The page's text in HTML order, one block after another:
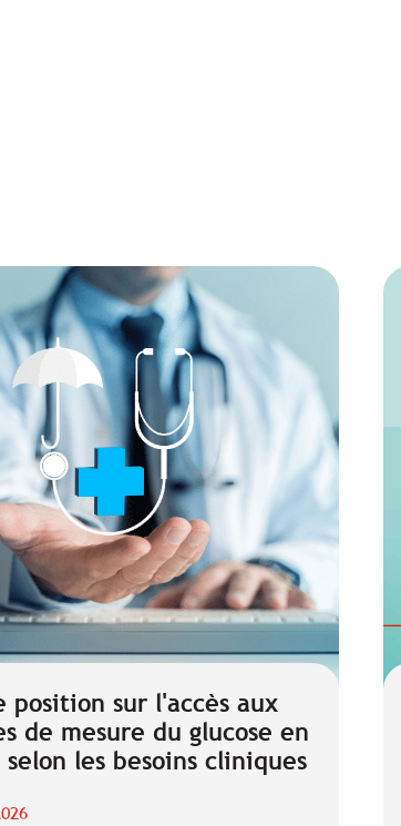
position sur l'accès aux
de mesure du glucose en
les besoins cliniques